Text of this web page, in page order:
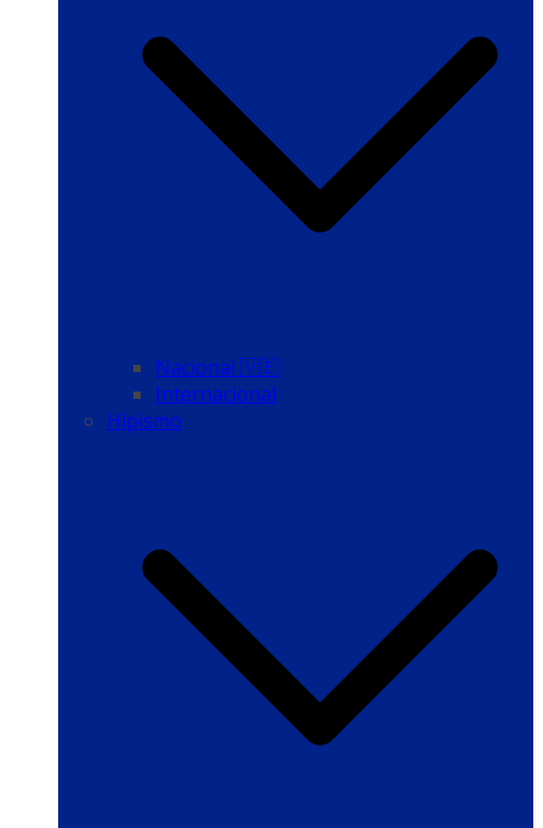
Nacional 🇻🇪
Internacional
Hipismo